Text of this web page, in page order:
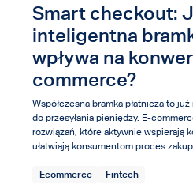
Smart checkout:
inteligentna
wpływa na
commerce?
Współczesna bramka płatnicza to
do przesyłania pieniędzy. E-
rozwiązań, które aktywnie wspierają
ułatwiają konsumentom proces
Ecommerce Fintech